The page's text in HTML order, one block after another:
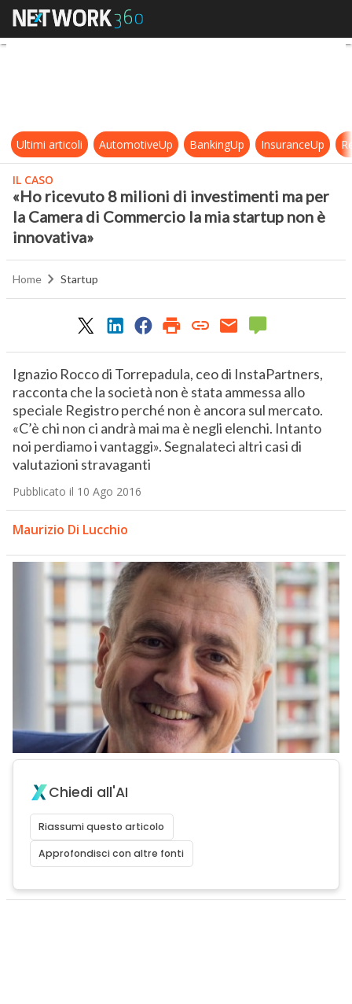
«Ho ricevuto 8 milioni di
Ultimi articoli AutomotiveUp BankingUp InsuranceUp
IL CASO
«Ho ricevuto 8 milioni di investimenti ma per
la Camera di Commercio la mia startup non è
innovativa»
Home Startup
Ignazio Rocco di Torrepadula, ceo di InstaPartners,
racconta che la società non è stata ammessa allo
speciale Registro perché non è ancora sul mercato.
«C’è chi non ci andrà mai ma è negli elenchi. Intanto
noi perdiamo i vantaggi». Segnalateci altri casi di
valutazioni stravaganti
Pubblicato il 10 Ago 2016
Maurizio Di Lucchio
Chiedi all'AI
Riassumi questo articolo
Approfondisci con altre fonti